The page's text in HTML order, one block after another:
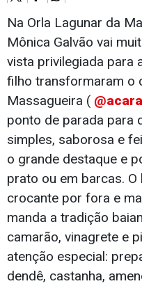
Na Orla Lagunar da
Mônica Galvão vai
vista privilegiada para
filho transformaram o
Massagueira (
ponto de parada para
simples, saborosa e
o grande destaque e
prato ou em barcas.
crocante por fora e
manda a tradição
camarão, vinagrete e
atenção especial:
dendê, castanha,